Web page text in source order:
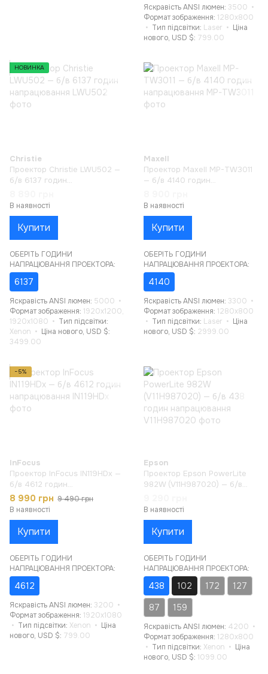
Яскравість ANSI люмен 3500
Формат зображення 1280x800
Тип підсвітки Laser
Ціна
нового, USD $ 799.00
НОВИНКА
Christie
Проектор Christie LWU502 —
б/в 6137 годин
В наявності
Купити
ОБЕРІТЬ ГОДИНИ
НАПРАЦЮВАННЯ ПРОЕКТОРА:
6137
Яскравість ANSI люмен 5000
Формат зображення 1920x1200,
1920x1080
Тип підсвітки
Xenon
Ціна нового, USD $
3499.00
Maxell
Проектор Maxell MP-TW3011
— б/в 4140 годин
В наявності
Купити
ОБЕРІТЬ ГОДИНИ
НАПРАЦЮВАННЯ ПРОЕКТОРА:
4140
Яскравість ANSI люмен 3300
Формат зображення 1280x800
Тип підсвітки Laser
Ціна
нового, USD $ 2999.00
−5%
InFocus
Проектор InFocus IN119HDx —
б/в 4612 годин
напрацювання
8 990 грн 9 490 грн
В наявності
Купити
ОБЕРІТЬ ГОДИНИ
НАПРАЦЮВАННЯ ПРОЕКТОРА:
4612
Яскравість ANSI люмен 3200
Формат зображення 1920x1080
Тип підсвітки Xenon
Ціна
нового, USD $ 799.00
Epson
Проектор Epson PowerLite
982W (V11H987020) — б/в
В наявності
Купити
ОБЕРІТЬ ГОДИНИ
НАПРАЦЮВАННЯ ПРОЕКТОРА:
438 102 172
127
87
159
Яскравість ANSI люмен 4200
Формат зображення 1280x800
Тип підсвітки Xenon
Ціна
нового, USD $ 1099.00